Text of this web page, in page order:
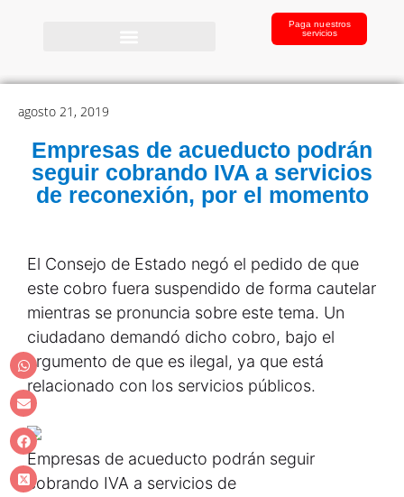
Paga nuestros
servicios
agosto 21, 2019
Empresas de acueducto podrán
seguir cobrando IVA a servicios
de reconexión, por el momento
El Consejo de Estado negó el pedido de que
este cobro fuera suspendido de forma cautelar
mientras se pronuncia sobre este tema. Un
ciudadano demandó dicho cobro, bajo el
argumento de que es ilegal, ya que está
relacionado con los servicios públicos.
Empresas de acueducto podrán seguir
cobrando IVA a servicios de